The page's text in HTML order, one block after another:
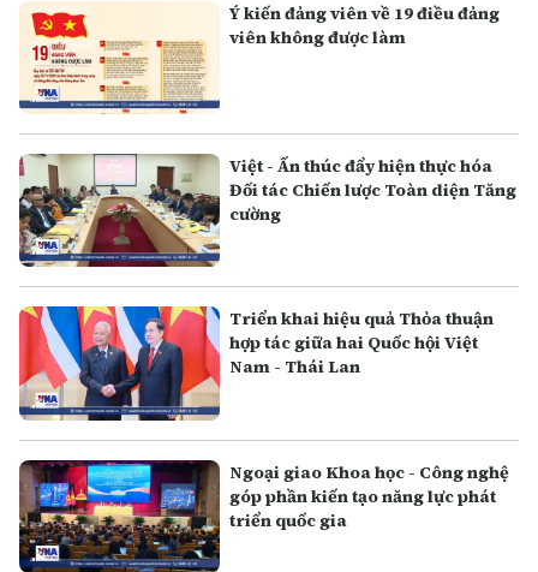
Ý kiến đảng viên về 19 điều đảng
viên không được làm
Việt - Ấn thúc đẩy hiện thực hóa
Đối tác Chiến lược Toàn diện Tăng
cường
Triển khai hiệu quả Thỏa thuận
hợp tác giữa hai Quốc hội Việt
Nam - Thái Lan
Ngoại giao Khoa học - Công nghệ
góp phần kiến tạo năng lực phát
triển quốc gia